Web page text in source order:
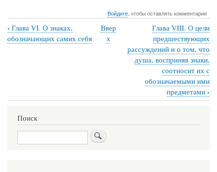
Войдите, чтобы оставлять комментарии
Перекрёстные
VII.
Краткий
обзор
предыдущих
‹ Глава VI. О знаках,
обозначающих самих себя
Ввер
х
Глава VIII. О цели
предшествующих
рассуждений и о том, что
душа, восприняв знаки,
соотносит их с
обозначаемыми ими
предметами ›
Поиск
Поиск